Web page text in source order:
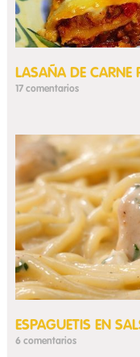
LASAÑA DE CARNE
17 comentarios
ESPAGUETIS EN
6 comentarios